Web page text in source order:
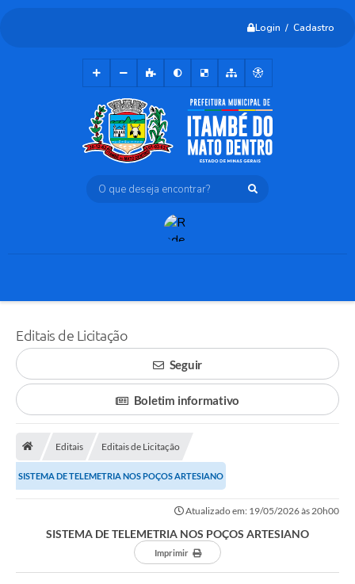
Login / Cadastro
O que deseja encontrar?
Editais de Licitação
Seguir
Boletim informativo
Editais Editais de Licitação
SISTEMA DE TELEMETRIA NOS POÇOS ARTESIANO
Atualizado em: 19/05/2026 às 20h00
SISTEMA DE TELEMETRIA NOS POÇOS ARTESIANO
Imprimir